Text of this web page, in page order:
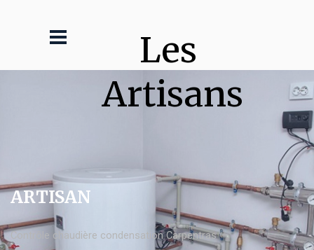
Les
Artisans
ARTISAN
Contrôle chaudière condensation Carpentras